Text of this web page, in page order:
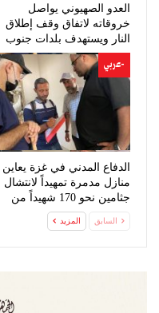
العدو الصهيوني يواصل
خروقاته لاتفاق وقف إطلاق
النار ويستهدف بلدات جنوب
لبنان
-عربي
منازل مدمرة تمهيداً لانتشال
جثامين نحو 170 شهيداً من
السابق المزيد